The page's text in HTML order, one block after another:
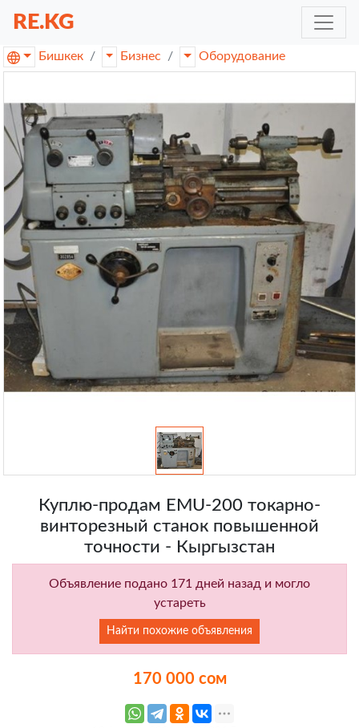
RE.KG
Бишкек Бизнес Оборудование
Куплю-продам EMU-200 токарно-
винторезный станок повышенной
точности - Кыргызстан
Объявление подано 171 дней назад и могло
устареть
Найти похожие объявления
170 000 сом